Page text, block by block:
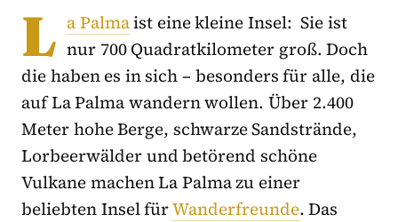
L a Palmaist eine kleine Insel: Sie ist
nur 700 Quadratkilometer groß. Doch
die haben es in sich – besonders für alle, die
auf La Palma wandern wollen. Über 2.400
Meter hohe Berge, schwarze Sandstrände,
Lorbeerwälder und betörend schöne
Vulkane machen La Palma zu einer
beliebten Insel fürWanderfreunde. Das